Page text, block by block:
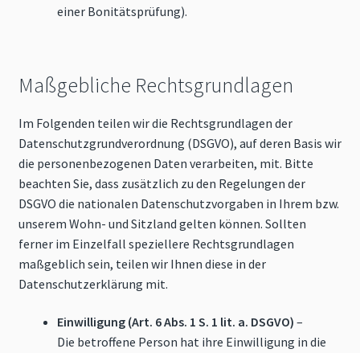
einer Bonitätsprüfung).
Maßgebliche Rechtsgrundlagen
Im Folgenden teilen wir die Rechtsgrundlagen der
Datenschutzgrundverordnung (DSGVO), auf deren Basis wir
die personenbezogenen Daten verarbeiten, mit. Bitte
beachten Sie, dass zusätzlich zu den Regelungen der
DSGVO die nationalen Datenschutzvorgaben in Ihrem bzw.
unserem Wohn- und Sitzland gelten können. Sollten
ferner im Einzelfall speziellere Rechtsgrundlagen
maßgeblich sein, teilen wir Ihnen diese in der
Datenschutzerklärung mit.
Einwilligung (Art. 6 Abs. 1 S. 1 lit. a. DSGVO) –
Die betroffene Person hat ihre Einwilligung in die